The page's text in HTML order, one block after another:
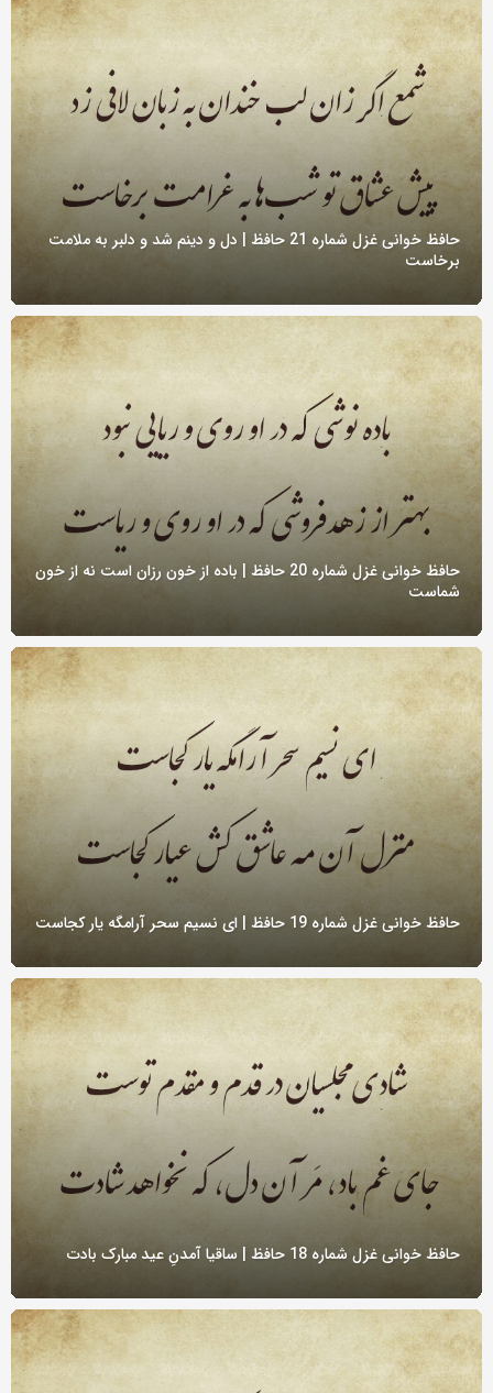
حافظ خوانی غزل شماره 21 حافظ | دل و دینم شد و دلبر به ملامت
برخاست
حافظ خوانی غزل شماره 20 حافظ | باده از خون رزان است نه از خون
شماست
حافظ خوانی غزل شماره 19 حافظ | ای نسیم سحر آرامگه یار کجاست
حافظ خوانی غزل شماره 18 حافظ | ساقیا آمدنِ عید مبارک بادت